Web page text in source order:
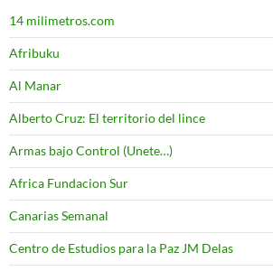
14 milimetros.com
Afribuku
Al Manar
Alberto Cruz: El territorio del lince
Armas bajo Control (Unete…)
Africa Fundacion Sur
Canarias Semanal
Centro de Estudios para la Paz JM Delas